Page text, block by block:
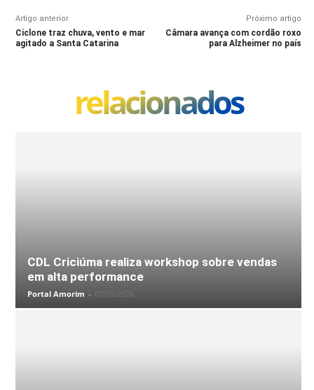
Artigo anterior
Ciclone traz chuva, vento e mar
agitado a Santa Catarina
Próximo artigo
Câmara avança com cordão roxo
para Alzheimer no país
relacionados
CDL Criciúma realiza workshop sobre vendas
em alta performance
Portal Amorim - 07/08/2026